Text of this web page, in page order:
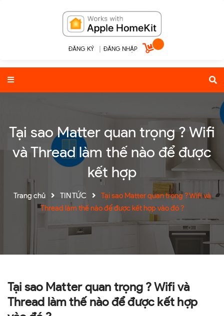
ĐĂNG KÝ ĐĂNG NHẬP
Tại sao Matter quan trọng ? Wifi
và Thread làm thế nào để được
kết hợp
Trang chủ TIN TỨC
Tại sao Matter quan trọng ? Wifi và
Thread làm thế nào để được kết hợp vào đó ?
Tại sao Matter quan trọng ? Wifi và
Thread làm thế nào để được kết hợp